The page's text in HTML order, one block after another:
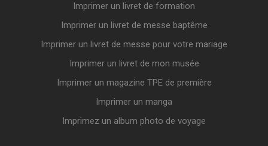
Imprimer un livret de formation
Imprimer un livret de messe baptême
Imprimer un livret de messe pour votre mariage
Imprimer un livret de mon musée
Imprimer un magazine TPE de première
Imprimer un manga
Imprimez un album photo de voyage